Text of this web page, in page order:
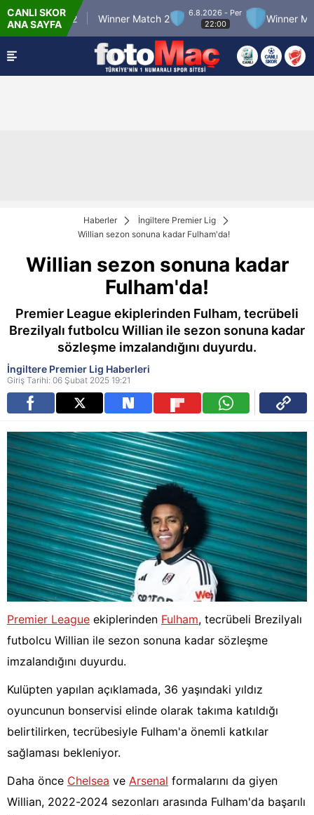
CANLI SKOR
ANA SAYFA
Match 12 Winner Match 2
6.8.2026 - Per
22:00
Winner
Haberler
İngiltere Premier Lig
Willian sezon sonuna kadar Fulham'da!
Willian sezon sonuna kadar
Fulham'da!
Premier League ekiplerinden Fulham, tecrübeli
Brezilyalı futbolcu Willian ile sezon sonuna kadar
sözleşme imzalandığını duyurdu.
İngiltere Premier Lig Haberleri
Giriş Tarihi: 06 Şubat 2025 19:21
Premier League ekiplerinden Fulham, tecrübeli Brezilyalı
futbolcu Willian ile sezon sonuna kadar sözleşme
imzalandığını duyurdu.
Kulüpten yapılan açıklamada, 36 yaşındaki yıldız
oyuncunun bonservisi elinde olarak takıma katıldığı
belirtilirken, tecrübesiyle Fulham'a önemli katkılar
sağlaması bekleniyor.
Daha önce Chelsea ve Arsenal formalarını da giyen
Willian, 2022-2024 sezonları arasında Fulham'da başarılı